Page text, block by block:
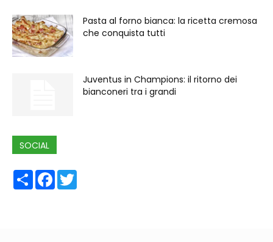
Pasta al forno bianca: la ricetta cremosa
che conquista tutti
Juventus in Champions: il ritorno dei
bianconeri tra i grandi
SOCIAL
ShareFacebook